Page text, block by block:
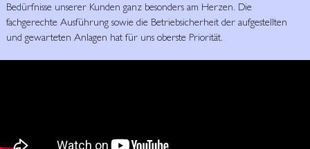
Bedürfnisse unserer Kunden ganz besonders am Herzen. Die
fachgerechte Ausführung sowie die Betriebsicherheit der aufgestellten
und gewarteten Anlagen hat für uns oberste Priorität.